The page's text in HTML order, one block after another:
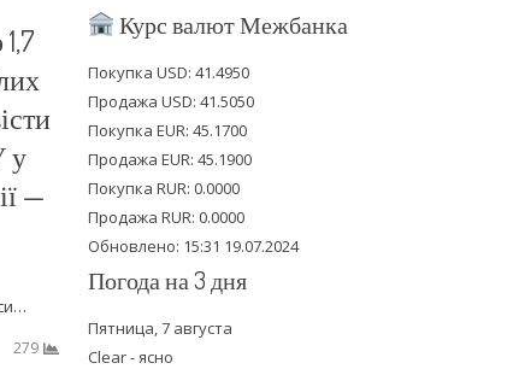
у
—
279
i
t
e
r
c
b
o
o
k
u
u
b
e
Курс валют Межбанка
Покупка USD: 41.4950
Продажа USD: 41.5050
Покупка EUR: 45.1700
Продажа EUR: 45.1900
Покупка RUR: 0.0000
Продажа RUR: 0.0000
Обновлено: 15:31 19.07.2024
Погода на 3 дня
Пятница, 7 августа
Clear - ясно